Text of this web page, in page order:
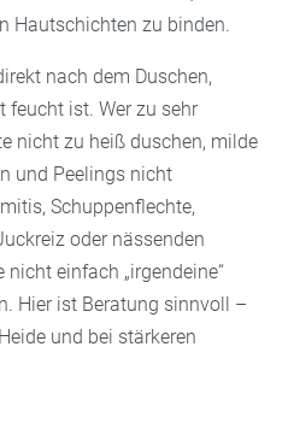
Hautschichten zu binden.
nach dem Duschen,
feucht ist. Wer zu sehr
nicht zu heiß duschen, milde
und Peelings nicht
Schuppenflechte,
oder nässenden
einfach „irgendeine“
Hier ist Beratung sinnvoll –
und bei stärkeren